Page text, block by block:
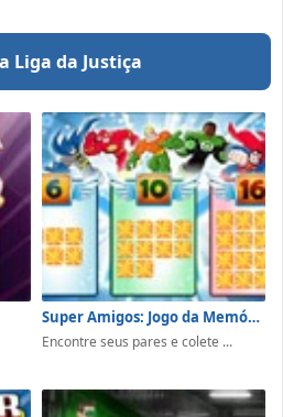
Liga da Justiça
Super Amigos: Jogo da Memória
Encontre seus pares e colete ...